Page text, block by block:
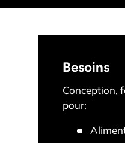
Besoins
Conception,
pour: